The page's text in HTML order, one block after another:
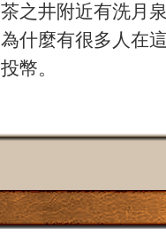
茶之井附近有洗月
為什麼有很多人在
投幣。